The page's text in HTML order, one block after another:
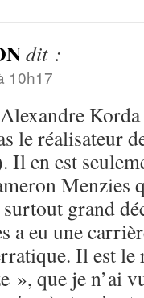
dit :
10h17
Korda
le réalisateur
Il en est
Menzies
surtout grand
a eu une
Il est
», que je n’ai